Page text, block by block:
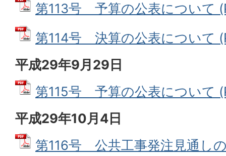
第113号 予算の公表について
第114号 決算の公表について
平成29年9月29日
第115号 予算の公表について
平成29年10月4日
第116号 公共工事発注見通し